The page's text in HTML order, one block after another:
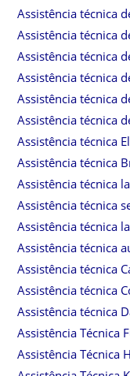
Assistência técnica
Assistência técnica
Assistência técnica
Assistência técnica
Assistência técnica
Assistência técnica
Assistência técnica
Assistência técnica
Assistência técnica
Assistência técnica
Assistência técnica
Assistência técnica
Assistência técnica
Assistência técnica
Assistência técnica
Assistência Técnica
Assistência Técnica